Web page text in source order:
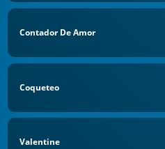
Contador De Amor
Coqueteo
Valentine